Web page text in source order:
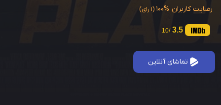
رضایت کاربران 100% (1 رای)
3.5
/10
تماشای آنلاین